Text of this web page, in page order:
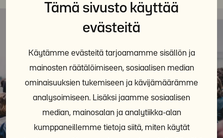
Tämä sivusto käyttää
evästeitä
Käytämme evästeitä tarjoamamme sisällön ja
mainosten räätälöimiseen, sosiaalisen median
ominaisuuksien tukemiseen ja kävijämäärämme
analysoimiseen. Lisäksi jaamme sosiaalisen
median, mainosalan ja analytiikka-alan
kumppaneillemme tietoja siitä, miten käytät